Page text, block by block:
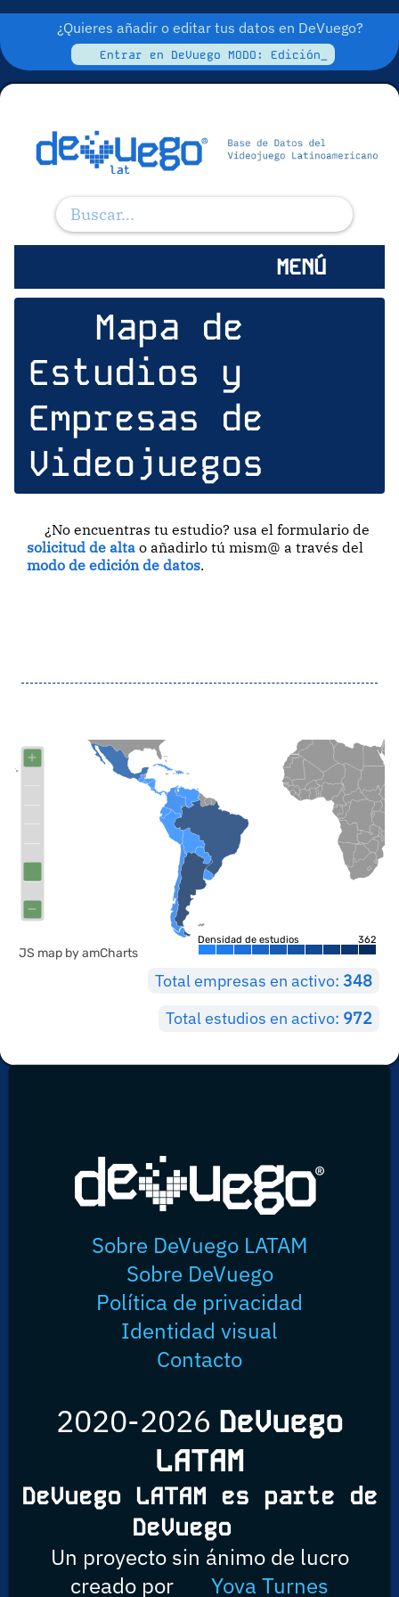
¿Quieres añadir o editar tus datos en DeVuego?
Entrar en DeVuego MODO: Edición_
MENÚ
Mapa de
Estudios y
Empresas de
Videojuegos
¿No encuentras tu estudio? usa el formulario de
solicitud de alta o añadirlo tú mism@ a través del
modo de edición de datos.
Densidad de estudios 362
JS map by amCharts
Total empresas en activo: 348
Total estudios en activo: 972
Sobre DeVuego LATAM
Sobre DeVuego
Política de privacidad
Identidad visual
Contacto
2020-2026 DeVuego
LATAM
DeVuego LATAM es parte de
DeVuego
Un proyecto sin ánimo de lucro
creado por
Yova Turnes